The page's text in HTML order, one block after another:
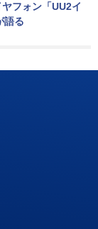
フォン「UU2イ
語る